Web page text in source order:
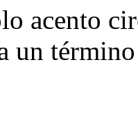
acento
un